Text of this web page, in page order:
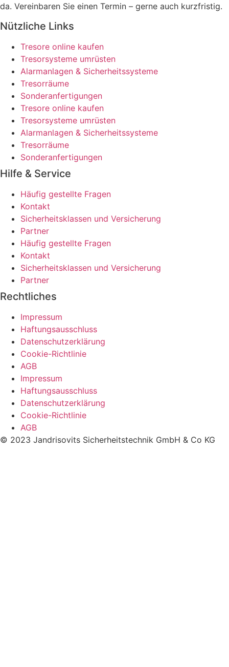
da. Vereinbaren Sie einen Termin – gerne auch kurzfristig.
Nützliche Links
Tresore online kaufen
Tresorsysteme umrüsten
Alarmanlagen & Sicherheitssysteme
Tresorräume
Sonderanfertigungen
Tresore online kaufen
Tresorsysteme umrüsten
Alarmanlagen & Sicherheitssysteme
Tresorräume
Sonderanfertigungen
Hilfe & Service
Häufig gestellte Fragen
Kontakt
Sicherheitsklassen und Versicherung
Partner
Häufig gestellte Fragen
Kontakt
Sicherheitsklassen und Versicherung
Partner
Rechtliches
Impressum
Haftungsausschluss
Datenschutzerklärung
Cookie-Richtlinie
AGB
Impressum
Haftungsausschluss
Datenschutzerklärung
Cookie-Richtlinie
AGB
© 2023 Jandrisovits Sicherheitstechnik GmbH & Co KG